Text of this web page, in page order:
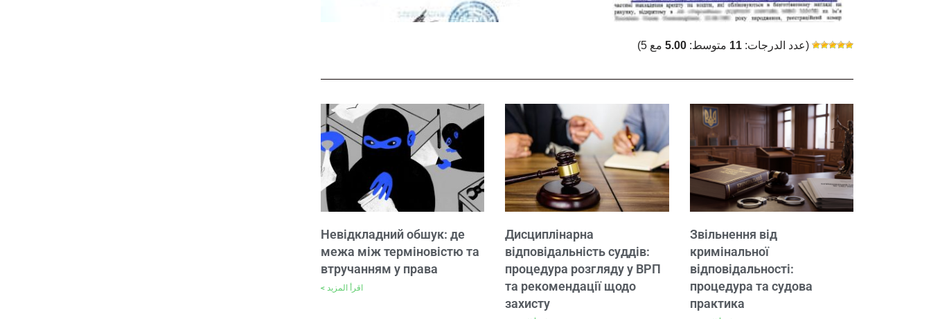
(عدد الدرجات: 11 متوسط: 5.00 مع 5)
Звільнення від
кримінальної
відповідальності:
процедура та судова
практика
Дисциплінарна
відповідальність суддів:
процедура розгляду у ВРП
та рекомендації щодо
захисту
Невідкладний обшук: де
межа між терміновістю та
втручанням у права
اقرأ المزيد >